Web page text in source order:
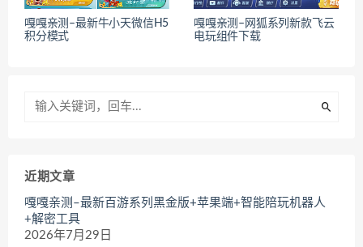
嘎嘎亲测–最新牛小天微信H5
积分模式
嘎嘎亲测–网狐系列新款飞云
电玩组件下载
近期文章
嘎嘎亲测–最新百游系列黑金版+苹果端+智能陪玩机器人
+解密工具
2026年7月29日